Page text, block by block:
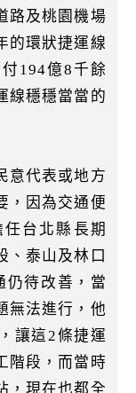
路及桃園機場
的環狀捷運線
194億8千餘
線穩穩當當的
意代表或地方
，因為交通便
台北縣長期
、泰山及林口
仍待改善，當
無法進行，他
讓這2條捷運
階段，而當時
，現在也都全